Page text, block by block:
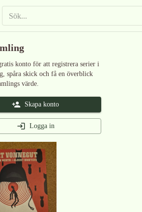
konto för att registrera serier i
spåra skick och få en överblick
värde.
Skapa konto
Logga in